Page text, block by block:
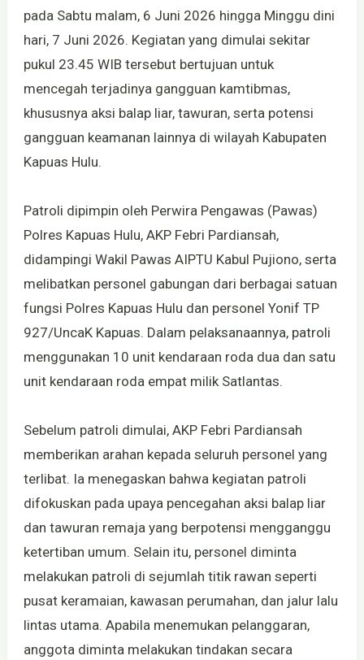
pada Sabtu malam, 6 Juni 2026 hingga Minggu dini
hari, 7 Juni 2026. Kegiatan yang dimulai sekitar
pukul 23.45 WIB tersebut bertujuan untuk
mencegah terjadinya gangguan kamtibmas,
khususnya aksi balap liar, tawuran, serta potensi
gangguan keamanan lainnya di wilayah Kabupaten
Kapuas Hulu.
Patroli dipimpin oleh Perwira Pengawas (Pawas)
Polres Kapuas Hulu, AKP Febri Pardiansah,
didampingi Wakil Pawas AIPTU Kabul Pujiono, serta
melibatkan personel gabungan dari berbagai satuan
fungsi Polres Kapuas Hulu dan personel Yonif TP
927/UncaK Kapuas. Dalam pelaksanaannya, patroli
menggunakan 10 unit kendaraan roda dua dan satu
unit kendaraan roda empat milik Satlantas.
Sebelum patroli dimulai, AKP Febri Pardiansah
memberikan arahan kepada seluruh personel yang
terlibat. Ia menegaskan bahwa kegiatan patroli
difokuskan pada upaya pencegahan aksi balap liar
dan tawuran remaja yang berpotensi mengganggu
ketertiban umum. Selain itu, personel diminta
melakukan patroli di sejumlah titik rawan seperti
pusat keramaian, kawasan perumahan, dan jalur lalu
lintas utama. Apabila menemukan pelanggaran,
anggota diminta melakukan tindakan secara